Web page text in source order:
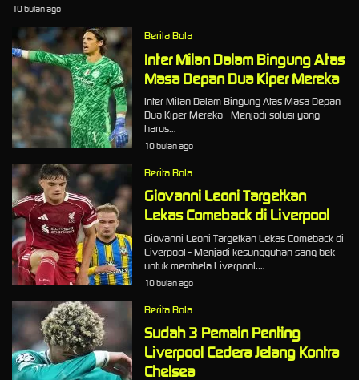
10 bulan ago
Berita Bola
Inter Milan Dalam Bingung Atas
Masa Depan Dua Kiper Mereka
Inter Milan Dalam Bingung Atas Masa Depan
Dua Kiper Mereka - Menjadi solusi yang
harus…
10 bulan ago
Berita Bola
Giovanni Leoni Targetkan
Lekas Comeback di Liverpool
Giovanni Leoni Targetkan Lekas Comeback di
Liverpool - Menjadi kesungguhan sang bek
untuk membela Liverpool.…
10 bulan ago
Berita Bola
Sudah 3 Pemain Penting
Liverpool Cedera Jelang Kontra
Chelsea